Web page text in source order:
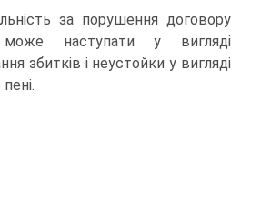
за порушення договору
може наступати у вигляді
збитків і неустойки у вигляді